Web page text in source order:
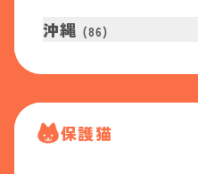
沖縄 (86)
保護猫